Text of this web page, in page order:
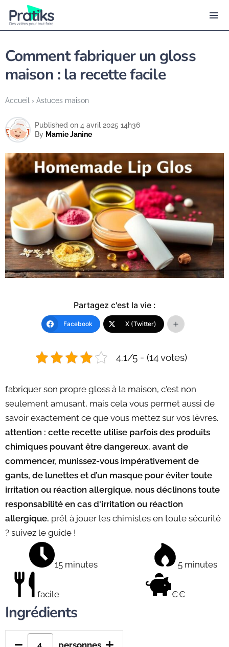
Accueil › Astuces maison
Comment fabriquer un gloss
maison : la recette facile
By Mamie Janine
Published on 4 avril 2025 14h36
Partagez c'est la vie :
Facebook X (Twitter)
4.1/5 - (14 votes)
fabriquer son propre gloss à la maison, c'est non
seulement amusant, mais cela vous permet aussi de
savoir exactement ce que vous mettez sur vos lèvres.
attention : cette recette utilise parfois des produits
chimiques pouvant être dangereux. avant de
commencer, munissez-vous impérativement de
gants, de lunettes et d’un masque pour éviter toute
irritation ou réaction allergique. nous déclinons toute
responsabilité en cas d'irritation ou réaction
allergique. prêt à jouer les chimistes en toute sécurité
? suivez le guide !
15 minutes 5 minutes
facile €€
Ingrédients
personnes